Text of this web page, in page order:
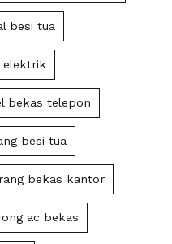
besi tua
elektrik
bekas telepon
besi tua
bekas kantor
ac bekas